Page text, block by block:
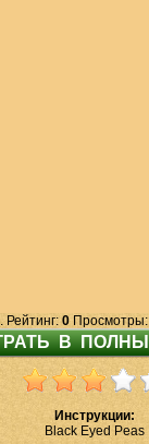
Рейтинг: 0Просмотры:
Инструкции:
Black Eyed Peas